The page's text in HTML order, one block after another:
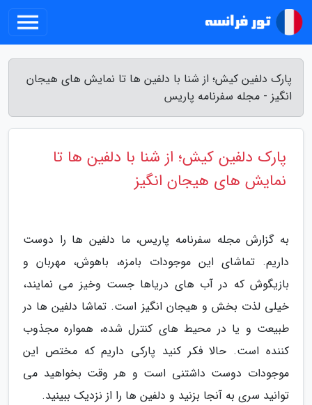
پارک دلفین کیش؛ از شنا با دلفین ها تا نمایش های هیجان
انگیز - مجله سفرنامه پاریس
پارک دلفین کیش؛ از شنا با دلفین ها تا
نمایش های هیجان انگیز
به گزارش مجله سفرنامه پاریس، ما دلفین ها را دوست
داریم. تماشای این موجودات بامزه، باهوش، مهربان و
بازیگوش که در آب های دریاها جست وخیز می نمایند،
خیلی لذت بخش و هیجان انگیز است. تماشا دلفین ها در
طبیعت و یا در محیط های کنترل شده، همواره مجذوب
کننده است. حالا فکر کنید پارکی داریم که مختص این
موجودات دوست داشتنی است و هر وقت بخواهید می
توانید سری به آنجا بزنید و دلفین ها را از نزدیک ببینید.